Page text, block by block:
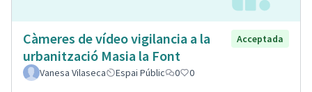
Càmeres de vídeo vigilancia a la
urbanització Masia la Font
Acceptada
Vanesa Vilaseca Espai Públic 0 0